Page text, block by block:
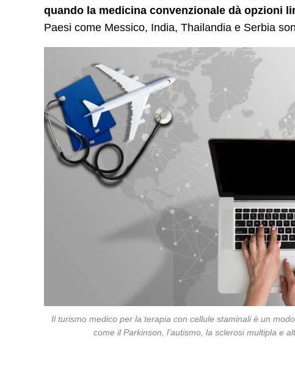
quando la medicina convenzionale dà opzioni
Paesi come Messico, India, Thailandia e Serbia
Il turismo medico per la terapia con cellule staminali è un
come il Parkinson, l’autismo, la sclerosi multipla e